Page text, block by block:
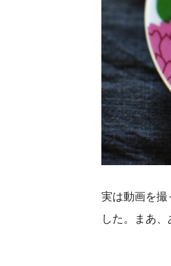
実は動画を撮
した。まあ